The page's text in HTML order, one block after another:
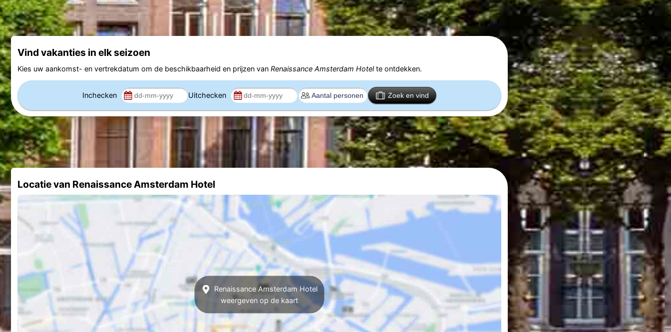
Vind vakanties in elk seizoen
Kies uw aankomst- en vertrekdatum om de beschikbaarheid en prijzen van Renaissance Amsterdam Hotelte ontdekken.
Inchecken Uitchecken Zoek en vind
Locatie van Renaissance Amsterdam Hotel
Renaissance Amsterdam Hotel
weergeven op de kaart